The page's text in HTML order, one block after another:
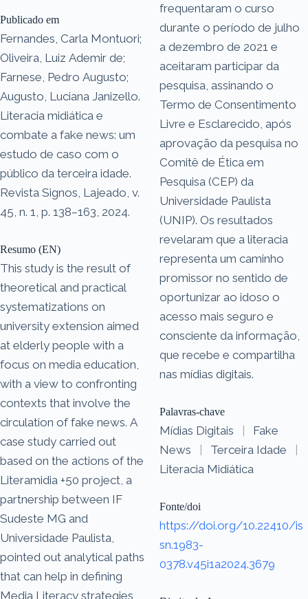
Publicado em
Fernandes, Carla Montuori;
Oliveira, Luiz Ademir de;
Farnese, Pedro Augusto;
Augusto, Luciana Janizello.
Literacia midiática e
combate a fake news: um
estudo de caso com o
público da terceira idade.
Revista Signos, Lajeado, v.
45, n. 1, p. 138–163, 2024.
Resumo (EN)
This study is the result of
theoretical and practical
systematizations on
university extension aimed
at elderly people with a
focus on media education,
with a view to confronting
contexts that involve the
circulation of fake news. A
case study carried out
based on the actions of the
Literamidia +50 project, a
partnership between IF
Sudeste MG and
Universidade Paulista,
pointed out analytical paths
that can help in defining
Media Literacy strategies
frequentaram o curso
durante o período de julho
a dezembro de 2021 e
aceitaram participar da
pesquisa, assinando o
Termo de Consentimento
Livre e Esclarecido, após
aprovação da pesquisa no
Comitê de Ética em
Pesquisa (CEP) da
Universidade Paulista
(UNIP). Os resultados
revelaram que a literacia
representa um caminho
promissor no sentido de
oportunizar ao idoso o
acesso mais seguro e
consciente da informação,
que recebe e compartilha
nas mídias digitais.
Palavras-chave
Mídias Digitais |
Fake
News
| Terceira Idade
|
Literacia Midiática
Fonte/doi
https://doi.org/10.22410/is
sn.1983-
0378.v45i1a2024.3679